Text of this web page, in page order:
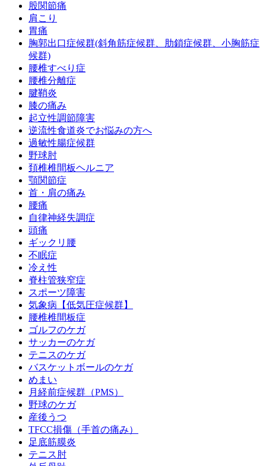
股関節痛
肩こり
胃痛
胸郭出口症候群(斜角筋症候群、肋鎖症候群、小胸筋症
候群)
腰椎すべり症
腰椎分離症
腱鞘炎
膝の痛み
起立性調節障害
逆流性食道炎でお悩みの方へ
過敏性腸症候群
野球肘
頚椎椎間板ヘルニア
顎関節症
首・肩の痛み
腰痛
自律神経失調症
頭痛
ギックリ腰
不眠症
冷え性
脊柱管狭窄症
スポーツ障害
気象病【低気圧症候群】
腰椎椎間板症
ゴルフのケガ
サッカーのケガ
テニスのケガ
バスケットボールのケガ
めまい
月経前症候群（PMS）
野球のケガ
産後うつ
TFCC損傷（手首の痛み）
足底筋膜炎
テニス肘